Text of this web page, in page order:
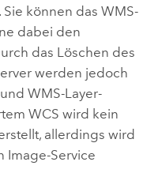
können das WMS-
dabei den
das Löschen des
werden jedoch
WMS-Layer-
WCS wird kein
allerdings wird
Image-Service